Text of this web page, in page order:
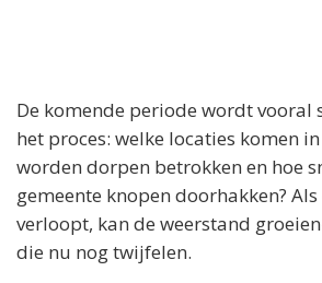
De komende periode wordt vooral
het proces: welke locaties komen
worden dorpen betrokken en hoe
gemeente knopen doorhakken?
verloopt, kan de weerstand
die nu nog twijfelen.